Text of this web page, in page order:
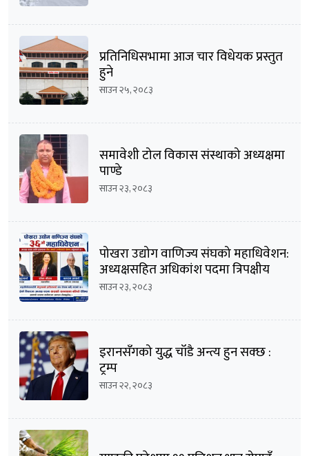
प्रतिनिधिसभामा आज चार विधेयक प्रस्तुत
हुने
साउन २५, २०८३
समावेशी टोल विकास संस्थाको अध्यक्षमा
पाण्डे
साउन २३, २०८३
पोखरा उद्योग वाणिज्य संघको महाधिवेशन:
अध्यक्षसहित अधिकांश पदमा त्रिपक्षीय
भिडन्तको सम्भावना
साउन २३, २०८३
इरानसँगको युद्ध चाँडै अन्त्य हुन सक्छ :
ट्रम्प
साउन २२, २०८३